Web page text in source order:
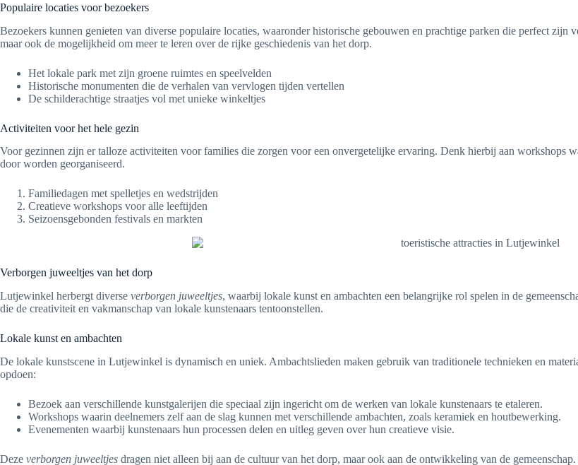
Populaire locaties voor bezoekers
Bezoekers kunnen genieten van diverse populaire locaties, waaronder historische gebouwen en prachtige parken die perfect
maar ook de mogelijkheid om meer te leren over de rijke geschiedenis van het dorp.
Het lokale park met zijn groene ruimtes en speelvelden
Historische monumenten die de verhalen van vervlogen tijden vertellen
De schilderachtige straatjes vol met unieke winkeltjes
Activiteiten voor het hele gezin
Voor gezinnen zijn er talloze activiteiten voor families die zorgen voor een onvergetelijke ervaring. Denk hierbij aan workshops
door worden georganiseerd.
Familiedagen met spelletjes en wedstrijden
Creatieve workshops voor alle leeftijden
Seizoensgebonden festivals en markten
Verborgen juweeltjes van het dorp
Lutjewinkel herbergt diverse verborgen juweeltjes, waarbij lokale kunst en ambachten een belangrijke rol spelen in de
die de creativiteit en vakmanschap van lokale kunstenaars tentoonstellen.
Lokale kunst en ambachten
De lokale kunstscene in Lutjewinkel is dynamisch en uniek. Ambachtslieden maken gebruik van traditionele technieken en
opdoen:
Bezoek aan verschillende kunstgalerijen die speciaal zijn ingericht om de werken van lokale kunstenaars te etaleren.
Workshops waarin deelnemers zelf aan de slag kunnen met verschillende ambachten, zoals keramiek en houtbewerking.
Evenementen waarbij kunstenaars hun processen delen en uitleg geven over hun creatieve visie.
Deze verborgen juweeltjes dragen niet alleen bij aan de cultuur van het dorp, maar ook aan de ontwikkeling van de